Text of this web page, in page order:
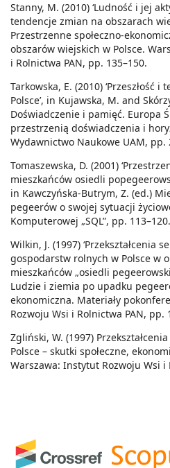
Stanny, M. (2010) ‘Ludność i jej
tendencje zmian na obszarach
Przestrzenne społeczno-
obszarów wiejskich w Polsce.
i Rolnictwa PAN, pp. 135–150.
Tarkowska, E. (2010) ‘Przeszłość i
Polsce’, in Kujawska, M. and
Doświadczenie i pamięć. Europa
przestrzenią doświadczenia i
Wydawnictwo Naukowe UAM, pp.
Tomaszewska, D. (2001)
mieszkańców osiedli
in Kawczyńska-Butrym, Z. (ed.)
pegeerów o swojej sytuacji
Komputerowej „SQL”, pp. 113–120.
Wilkin, J. (1997) ‘Przekształcenia
gospodarstw rolnych w Polsce w
mieszkańców „osiedli
Ludzie i ziemia po upadku
ekonomiczna. Materiały
Rozwoju Wsi i Rolnictwa PAN, pp.
Zgliński, W. (1997)
Polsce – skutki społeczne,
Warszawa: Instytut Rozwoju Wsi i